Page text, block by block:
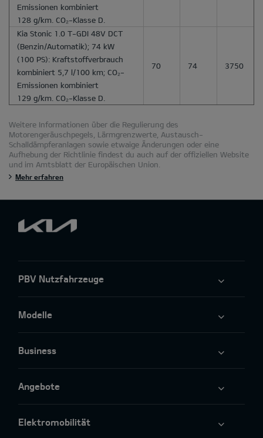
Emissionen kombiniert
128 g/km. CO₂-Klasse D.
Kia Stonic 1.0 T-GDI 48V DCT
(Benzin/Automatik); 74 kW
(100 PS): Kraftstoffverbrauch
kombiniert 5,7 l/100 km; CO₂-
Emissionen kombiniert
129 g/km. CO₂-Klasse D.
70 74 3750
Weitere Informationen über die Regulierung des
Motorengeräuschpegels, Lärmgrenzwerte, Austausch-
Schalldämpferanlagen sowie etwaige Änderungen oder eine
Aufhebung der Richtlinie findest du auch auf der offiziellen Website
und im Amtsblatt der Europäischen Union.
Mehr erfahren
PBV Nutzfahrzeuge
Modelle
Business
Angebote
Elektromobilität